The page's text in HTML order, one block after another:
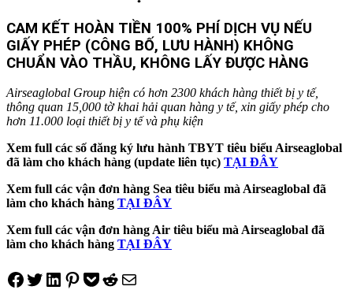
CAM KẾT HOÀN TIỀN 100% PHÍ DỊCH VỤ NẾU
GIẤY PHÉP (CÔNG BỐ, LƯU HÀNH) KHÔNG
CHUẨN VÀO THẦU, KHÔNG LẤY ĐƯỢC HÀNG
Airseaglobal Group hiện có hơn 2300 khách hàng thiết bị y tế,
thông quan 15,000 tờ khai hải quan hàng y tế, xin giấy phép cho
hơn 11.000 loại thiết bị y tế và phụ kiện
Xem full các số đăng ký lưu hành TBYT tiêu biểu Airseaglobal
đã làm cho khách hàng (update liên tục) TẠI ĐÂY
Xem full các vận đơn hàng Sea tiêu biểu mà Airseaglobal đã
làm cho khách hàng TẠI ĐÂY
Xem full các vận đơn hàng Air tiêu biểu mà Airseaglobal đã
làm cho khách hàng TẠI ĐÂY
Share on Facebook
Tweet on Twitter
Share on LinkedIn
Pin on Pinterest
Save to pocket
Share on Reddit
Share via Email